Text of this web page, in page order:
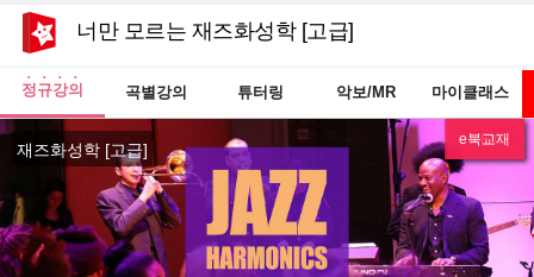
너만 모르는 재즈화성학 [고급]
정규강의 곡별강의 튜터링 악보/MR 마이클래스
NEW
e북교재
재즈화성학 [고급]